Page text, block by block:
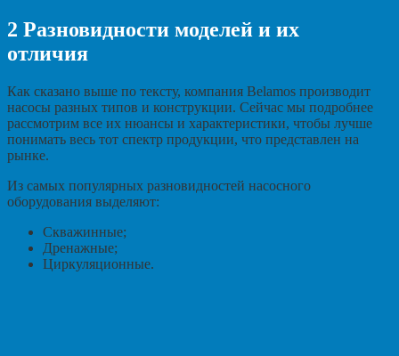
2 Разновидности моделей и их
отличия
Как сказано выше по тексту, компания Belamos производит
насосы разных типов и конструкции. Сейчас мы подробнее
рассмотрим все их нюансы и характеристики, чтобы лучше
понимать весь тот спектр продукции, что представлен на
рынке.
Из самых популярных разновидностей насосного
оборудования выделяют:
Скважинные;
Дренажные;
Циркуляционные.